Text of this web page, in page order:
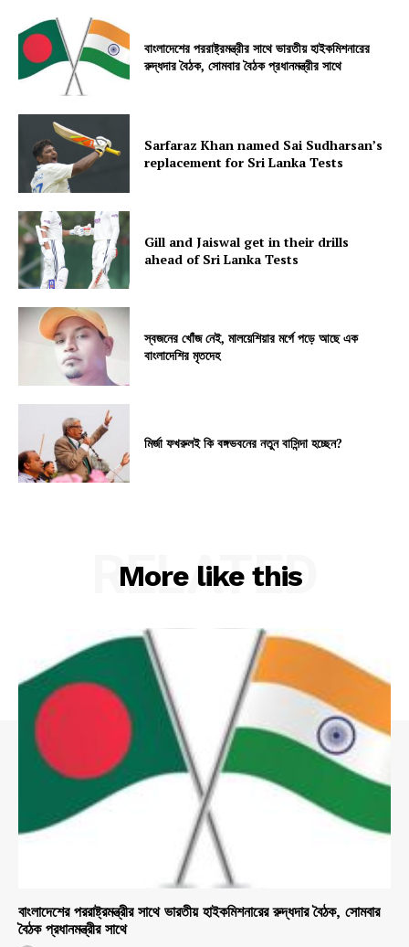
বাংলাদেশের পররাষ্ট্রমন্ত্রীর সাথে ভারতীয় হাইকমিশনারের
রুদ্ধদার বৈঠক, সোমবার বৈঠক প্রধানমন্ত্রীর সাথে
Sarfaraz Khan named Sai Sudharsan’s
replacement for Sri Lanka Tests
Gill and Jaiswal get in their drills
ahead of Sri Lanka Tests
স্বজনের খোঁজ নেই, মালয়েশিয়ার মর্গে পড়ে আছে এক
বাংলাদেশির মৃতদেহ
মির্জা ফখরুলই কি বঙ্গভবনের নতুন বাসিন্দা হচ্ছেন?
More like this
RELATED
বাংলাদেশের পররাষ্ট্রমন্ত্রীর সাথে ভারতীয় হাইকমিশনারের রুদ্ধদার বৈঠক, সোমবার
বৈঠক প্রধানমন্ত্রীর সাথে